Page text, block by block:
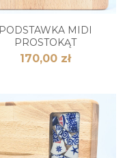
PODSTAWKA MIDI
PROSTOKĄT
170,00 zł